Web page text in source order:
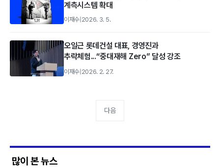
계측시스템 확대
이재수 2026. 3. 5.
오일근 롯데건설 대표, 경영진과
추락체험...“중대재해 Zero” 달성 강조
이재수 2026. 2. 27.
다음
많이 본 뉴스